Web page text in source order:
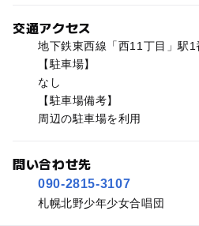
交通アクセス
地下鉄東西線「西11丁目」駅
【駐車場】
なし
【駐車場備考】
周辺の駐車場を利用
問い合わせ先
090-2815-3107
札幌北野少年少女合唱団